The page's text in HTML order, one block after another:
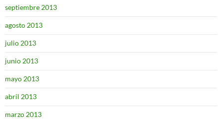
septiembre 2013
agosto 2013
julio 2013
junio 2013
mayo 2013
abril 2013
marzo 2013